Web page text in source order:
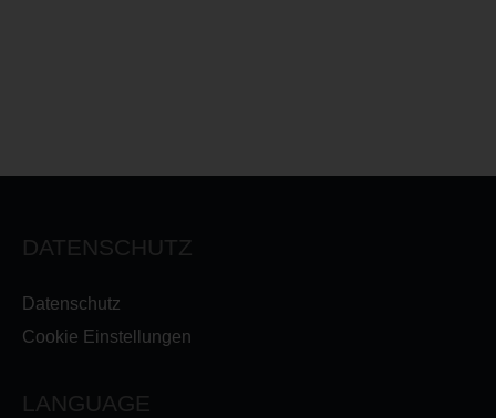
DATENSCHUTZ
Datenschutz
Cookie Einstellungen
LANGUAGE